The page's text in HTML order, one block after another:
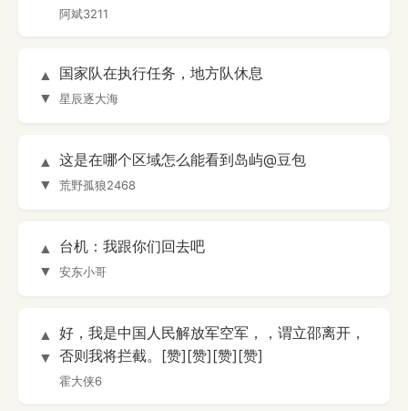
阿斌3211
▲
▼
国家队在执行任务，地方队休息
星辰逐大海
▲
▼
这是在哪个区域怎么能看到岛屿@豆包
荒野孤狼2468
▲
▼
台机：我跟你们回去吧
安东小哥
▲
▼
好，我是中国人民解放军空军，，谓立邵离开，
否则我将拦截。[赞][赞][赞][赞]
霍大侠6